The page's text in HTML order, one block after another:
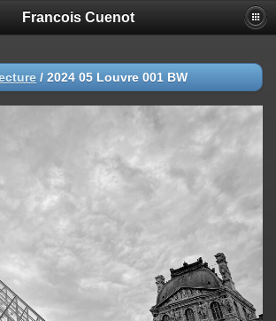
Francois Cuenot
/ 2024 05 Louvre 001 BW